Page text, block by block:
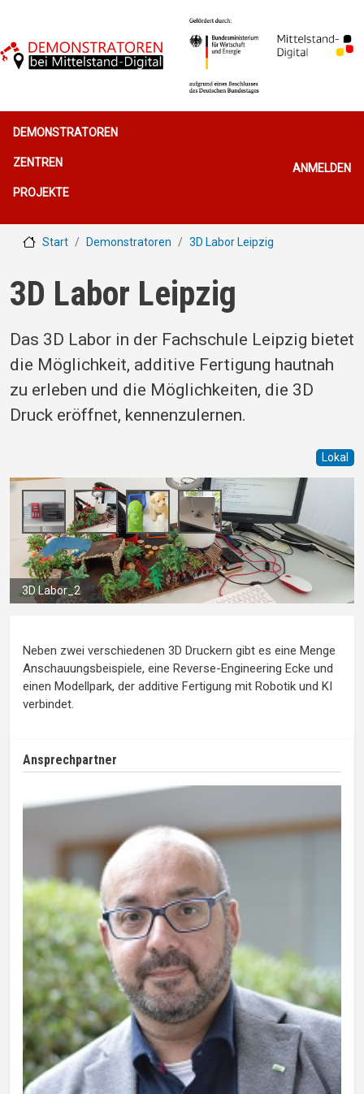
Hauptnavigation
DEMONSTRATOREN
ZENTREN
PROJEKTE
ANMELDEN
Start Demonstratoren 3D Labor Leipzig
3D Labor Leipzig
Das 3D Labor in der Fachschule Leipzig bietet
die Möglichkeit, additive Fertigung hautnah
zu erleben und die Möglichkeiten, die 3D
Druck eröffnet, kennenzulernen.
Lokal
3D Labor_2
Neben zwei verschiedenen 3D Druckern gibt es eine Menge
Anschauungsbeispiele, eine Reverse-Engineering Ecke und
einen Modellpark, der additive Fertigung mit Robotik und KI
verbindet.
Ansprechpartner